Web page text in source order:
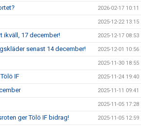
2026-02-17 10:11
2025-12-22 13:15
ikväll, 17 december! 2025-12-17 08:53
senast 14 december! 2025-12-01 10:56
2025-11-30 18:55
IF 2025-11-24 19:40
2025-11-11 09:41
2025-11-05 17:28
ger Tölö IF bidrag! 2025-11-05 12:59